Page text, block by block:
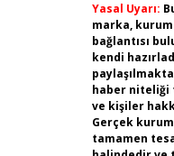
Yasal Uyarı:
marka,
bağlantısı
kendi
haber niteliği
ve kişiler
Gerçek
tamamen